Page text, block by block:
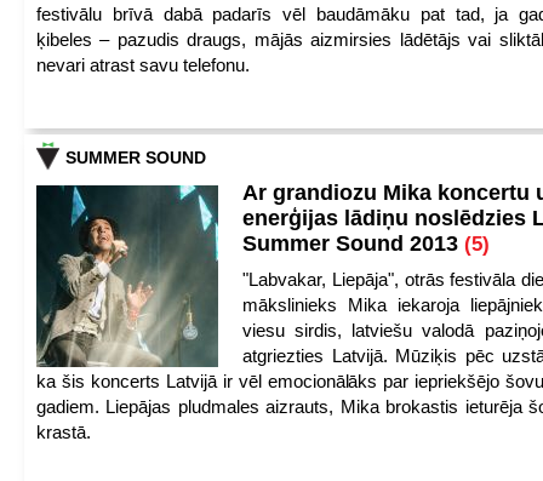
festivālu brīvā dabā padarīs vēl baudāmāku pat tad, ja
ķibeles – pazudis draugs, mājās aizmirsies lādētājs vai
nevari atrast savu telefonu.
SUMMER SOUND
Ar grandiozu Mika koncertu
enerģijas lādiņu noslēdzies
Summer Sound 2013 (5)
"Labvakar, Liepāja", otrās festivāla
mākslinieks Mika iekaroja
viesu sirdis, latviešu valodā
atgriezties Latvijā. Mūziķis pēc
ka šis koncerts Latvijā ir vēl emocionālāks par iepriekšējo
gadiem. Liepājas pludmales aizrauts, Mika brokastis ieturēja
krastā.